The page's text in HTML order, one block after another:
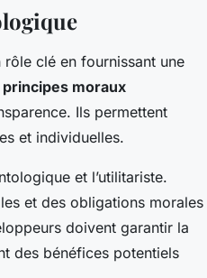
rôle clé en fournissant une
principes moraux
Ils permettent
et individuelles.
et l’utilitariste.
et des obligations morales
doivent garantir la
des bénéfices potentiels